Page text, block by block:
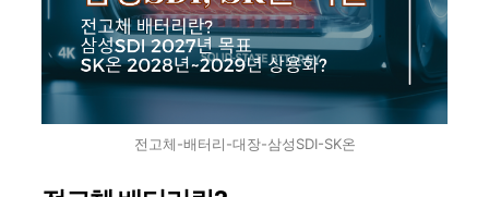
전고체-배터리-대장-삼성SDI-SK온